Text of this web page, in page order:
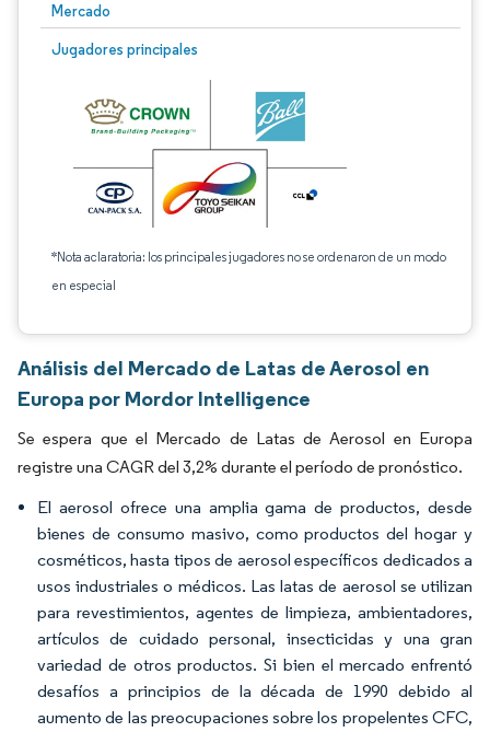
Mercado
Jugadores principales
*Nota aclaratoria: los principales jugadores no se ordenaron de un modo
en especial
Análisis del Mercado de Latas de Aerosol en
Europa por Mordor Intelligence
Se espera que el Mercado de Latas de Aerosol en Europa
registre una CAGR del 3,2% durante el período de pronóstico.
El aerosol ofrece una amplia gama de productos, desde
bienes de consumo masivo, como productos del hogar y
cosméticos, hasta tipos de aerosol específicos dedicados a
usos industriales o médicos. Las latas de aerosol se utilizan
para revestimientos, agentes de limpieza, ambientadores,
artículos de cuidado personal, insecticidas y una gran
variedad de otros productos. Si bien el mercado enfrentó
desafíos a principios de la década de 1990 debido al
aumento de las preocupaciones sobre los propelentes CFC,